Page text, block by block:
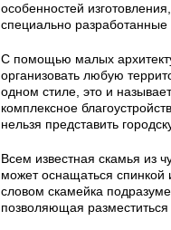
особенностей
специально
С помощью малых
организовать любую
одном стиле, это и
комплексное
нельзя представить
Всем известная скамья из
может оснащаться спинкой
словом скамейка
позволяющая